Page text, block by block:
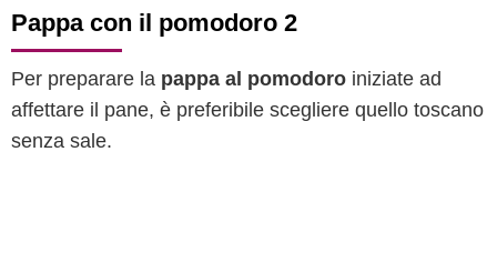
Pappa con il pomodoro 2
Per preparare la pappa al pomodoro iniziate ad
affettare il pane, è preferibile scegliere quello toscano
senza sale.